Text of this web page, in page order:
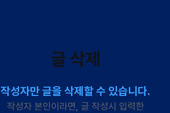
글 삭제
작성자만 글을 삭제할 수 있습니다.
작성자 본인이라면, 글 작성시 입력한